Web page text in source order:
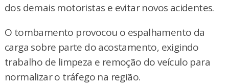
dos demais motoristas e evitar novos acidentes.
O tombamento provocou o espalhamento da
carga sobre parte do acostamento, exigindo
trabalho de limpeza e remoção do veículo para
normalizar o tráfego na região.